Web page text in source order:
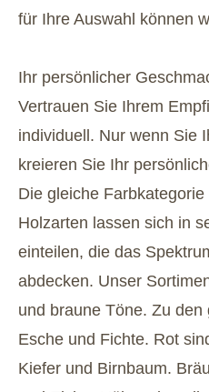
für Ihre Auswahl können
Ihr persönlicher
Vertrauen Sie Ihrem
individuell. Nur wenn Sie
kreieren Sie Ihr
Die gleiche Farbkategorie
Holzarten lassen sich in
einteilen, die das
abdecken. Unser
und braune Töne. Zu
Esche und Fichte. Rot
Kiefer und Birnbaum.